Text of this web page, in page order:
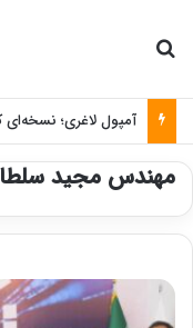
آمپول لاغری؛
مهندس مجید